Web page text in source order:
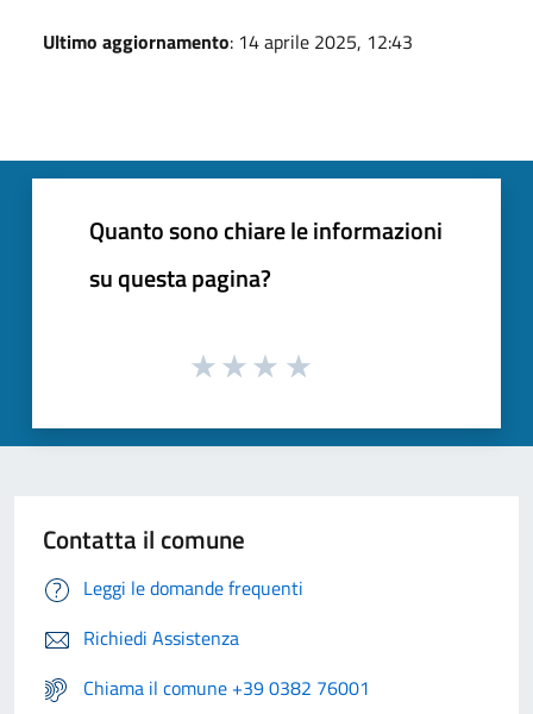
Ultimo aggiornamento: 14 aprile 2025, 12:43
Quanto sono chiare le informazioni
su questa pagina?
Contatta il comune
Leggi le domande frequenti
Richiedi Assistenza
Chiama il comune +39 0382 76001